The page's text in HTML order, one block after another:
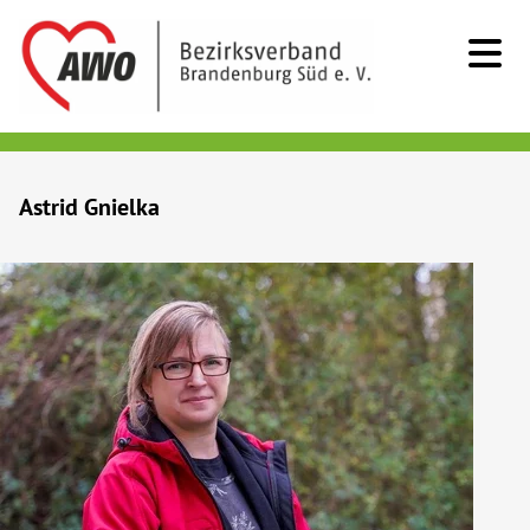
Menschen mit Behinderung
Beratung & Hilfe
Begegnung
Bildung
Astrid Gnielka